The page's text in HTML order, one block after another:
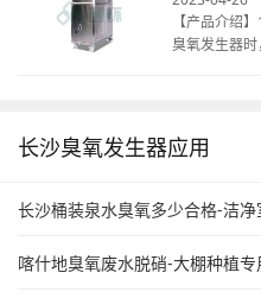
【产品介绍
臭氧发生器时
长沙臭氧发生器应用